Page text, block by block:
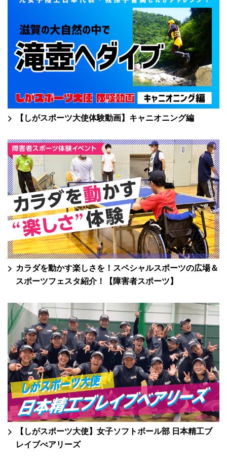
【しがスポーツ大使体験動画】キャニオニング編
カラダを動かす楽しさを！スペシャルスポーツの広場＆
スポーツフェスタ紹介！【障害者スポーツ】
【しがスポーツ大使】女子ソフトボール部 日本精工ブ
レイブべアリーズ